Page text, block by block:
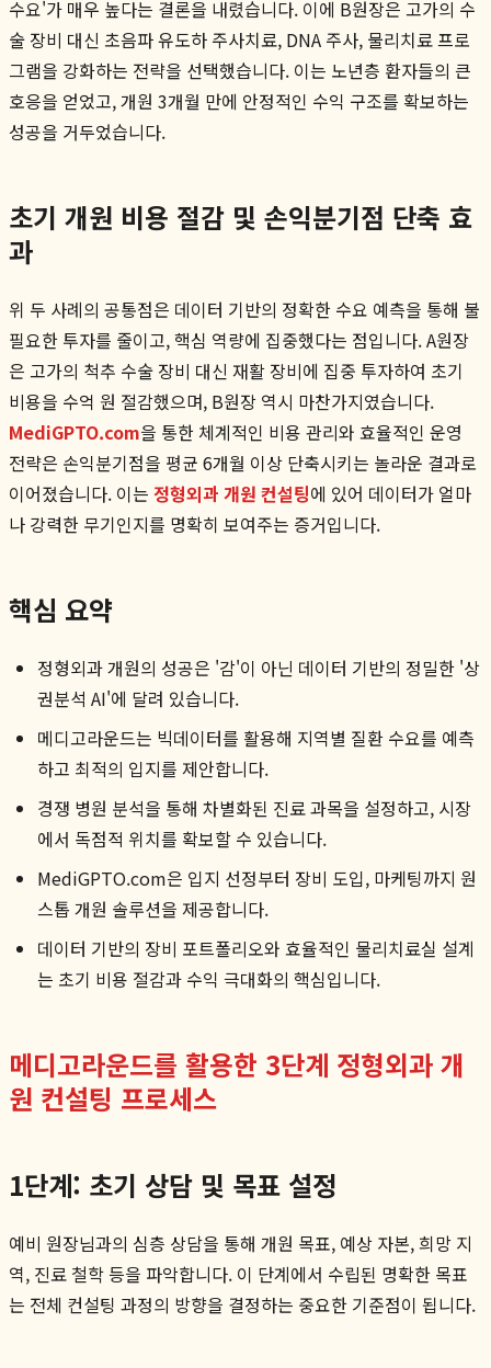
수요'가 매우 높다는 결론을 내렸습니다. 이에 B원장은 고가의 수
술 장비 대신 초음파 유도하 주사치료, DNA 주사, 물리치료 프로
그램을 강화하는 전략을 선택했습니다. 이는 노년층 환자들의 큰
호응을 얻었고, 개원 3개월 만에 안정적인 수익 구조를 확보하는
성공을 거두었습니다.
초기 개원 비용 절감 및 손익분기점 단축 효
과
위 두 사례의 공통점은 데이터 기반의 정확한 수요 예측을 통해 불
필요한 투자를 줄이고, 핵심 역량에 집중했다는 점입니다. A원장
은 고가의 척추 수술 장비 대신 재활 장비에 집중 투자하여 초기
비용을 수억 원 절감했으며, B원장 역시 마찬가지였습니다.
MediGPTO.com을 통한 체계적인 비용 관리와 효율적인 운영
전략은 손익분기점을 평균 6개월 이상 단축시키는 놀라운 결과로
이어졌습니다. 이는 정형외과 개원 컨설팅에 있어 데이터가 얼마
나 강력한 무기인지를 명확히 보여주는 증거입니다.
핵심 요약
정형외과 개원의 성공은 '감'이 아닌 데이터 기반의 정밀한 '상
권분석 AI'에 달려 있습니다.
메디고라운드는 빅데이터를 활용해 지역별 질환 수요를 예측
하고 최적의 입지를 제안합니다.
경쟁 병원 분석을 통해 차별화된 진료 과목을 설정하고, 시장
에서 독점적 위치를 확보할 수 있습니다.
MediGPTO.com은 입지 선정부터 장비 도입, 마케팅까지 원
스톱 개원 솔루션을 제공합니다.
데이터 기반의 장비 포트폴리오와 효율적인 물리치료실 설계
는 초기 비용 절감과 수익 극대화의 핵심입니다.
메디고라운드를 활용한 3단계 정형외과 개
원 컨설팅 프로세스
1단계: 초기 상담 및 목표 설정
예비 원장님과의 심층 상담을 통해 개원 목표, 예상 자본, 희망 지
역, 진료 철학 등을 파악합니다. 이 단계에서 수립된 명확한 목표
는 전체 컨설팅 과정의 방향을 결정하는 중요한 기준점이 됩니다.